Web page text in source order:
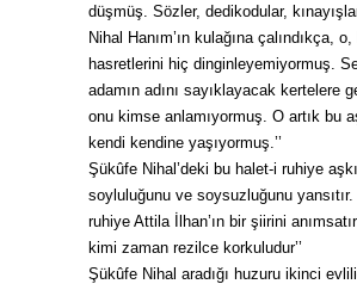
düşmüş. Sözler, dedikodular,
Nihal Hanım’ın kulağına çalındıkça, o,
hasretlerini hiç dinginleyemiyormuş.
adamın adını sayıklayacak kertelere
onu kimse anlamıyormuş. O artık bu
kendi kendine yaşıyormuş.’’
Şükûfe Nihal’deki bu halet-i ruhiye
soyluluğunu ve soysuzluğunu yansıtır.
ruhiye Attila İlhan’ın bir şiirini
kimi zaman rezilce korkuludur’’
Şükûfe Nihal aradığı huzuru ikinci